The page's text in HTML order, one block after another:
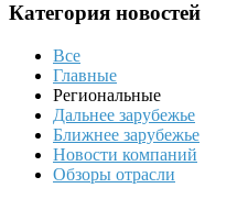
Категория новостей
Все
Главные
Региональные
Дальнее зарубежье
Ближнее зарубежье
Новости компаний
Обзоры отрасли